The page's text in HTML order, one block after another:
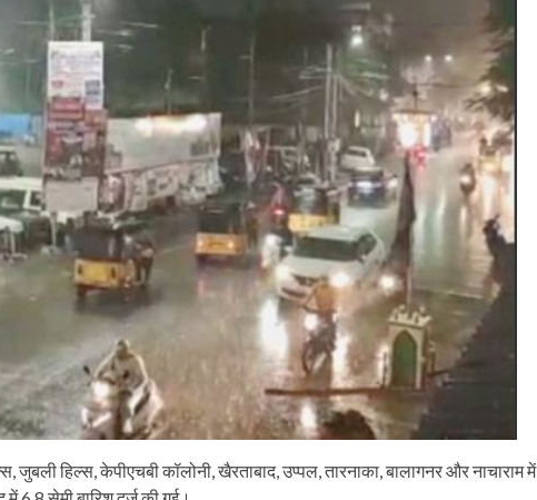
हिल्स, केपीएचबी कॉलोनी, खैरताबाद, उप्पल, तारनाका, बालागनर और नाचाराम में